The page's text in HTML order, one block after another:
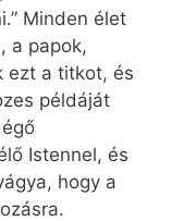
Minden élet
a papok,
ezt a titkot, és
példáját
Istennel, és
hogy a